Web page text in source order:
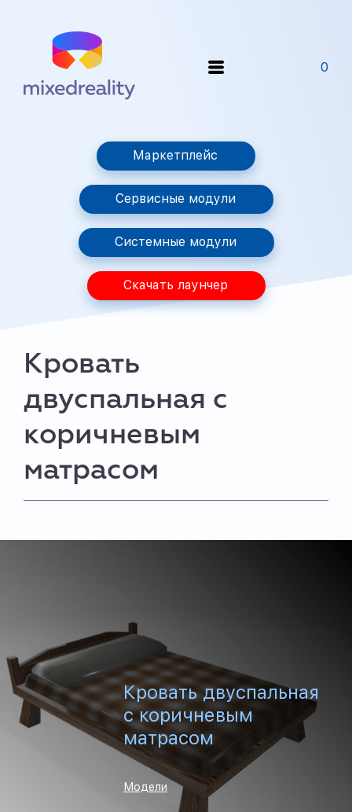
0
Маркетплейс
Сервисные модули
Системные модули
Скачать лаунчер
Кровать
двуспальная с
коричневым
матрасом
Кровать двуспальная
с коричневым
матрасом
Модели